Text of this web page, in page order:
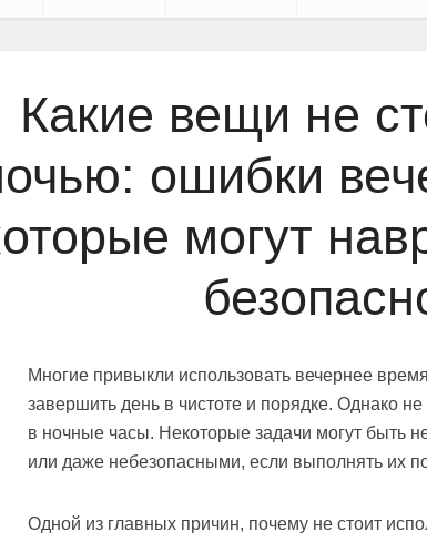
Какие вещи не
ошибки
могут
Многие привыкли использовать вечернее
завершить день в чистоте и порядке. Однако
в ночные часы. Некоторые задачи могут быть
или даже небезопасными, если выполнять их
Одной из главных причин, почему не стоит